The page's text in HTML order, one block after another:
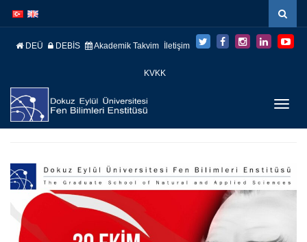
atla
atla
DEÜ DEBİS Akademik Takvim İletişim
KVKK